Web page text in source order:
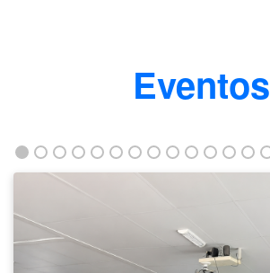
Eventos
fortalece
empleabilidad